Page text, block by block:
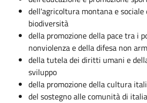
dell'agricoltura montana e sociale
biodiversità
della promozione della pace tra i
nonviolenza e della difesa non
della tutela dei diritti umani e
sviluppo
della promozione della cultura
del sostegno alle comunità di